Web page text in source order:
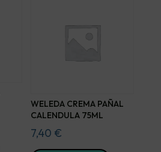
WELEDA CREMA PAÑAL
CALENDULA 75ML
7,40 €